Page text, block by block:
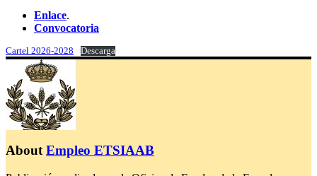
Enlace.
Convocatoria
Cartel 2026-2028 Descarga
AboutEmpleo ETSIAAB